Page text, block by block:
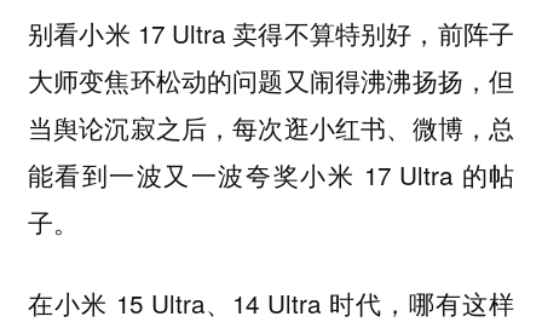
别看小米 17 Ultra 卖得不算特别好，前阵子
大师变焦环松动的问题又闹得沸沸扬扬，但
当舆论沉寂之后，每次逛小红书、微博，总
能看到一波又一波夸奖小米 17 Ultra 的帖
子。
在小米 15 Ultra、14 Ultra 时代，哪有这样